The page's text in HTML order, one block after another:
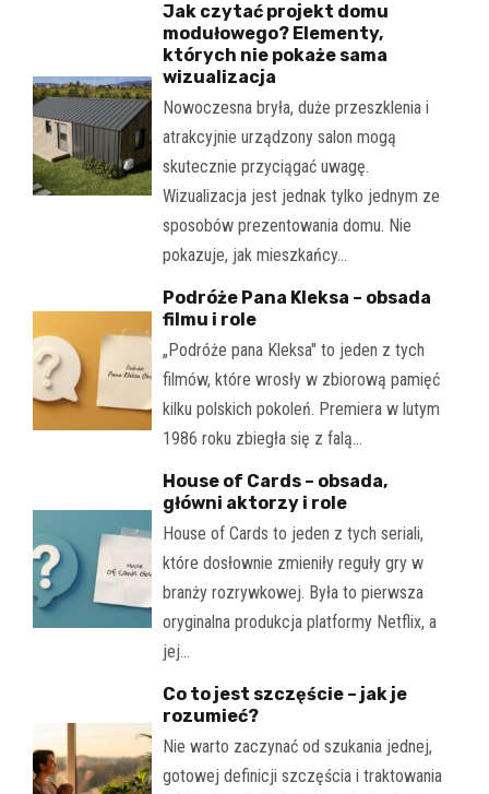
Jak czytać projekt domu
modułowego? Elementy,
których nie pokaże sama
wizualizacja
Nowoczesna bryła, duże przeszklenia i
atrakcyjnie urządzony salon mogą
skutecznie przyciągać uwagę.
Wizualizacja jest jednak tylko jednym ze
sposobów prezentowania domu. Nie
pokazuje, jak mieszkańcy…
Podróże Pana Kleksa – obsada
filmu i role
„Podróże pana Kleksa" to jeden z tych
filmów, które wrosły w zbiorową pamięć
kilku polskich pokoleń. Premiera w lutym
1986 roku zbiegła się z falą…
House of Cards – obsada,
główni aktorzy i role
House of Cards to jeden z tych seriali,
które dosłownie zmieniły reguły gry w
branży rozrywkowej. Była to pierwsza
oryginalna produkcja platformy Netflix, a
jej…
Co to jest szczęście – jak je
rozumieć?
Nie warto zaczynać od szukania jednej,
gotowej definicji szczęścia i traktowania